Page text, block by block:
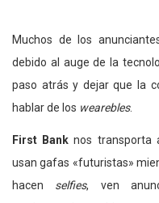
Muchos de los
debido al auge de la
paso atrás y dejar que la
hablar de los wearebles.
First Bank nos transporta
usan gafas «futuristas»
hacen selfies, ven